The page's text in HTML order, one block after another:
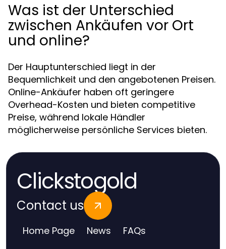
Was ist der Unterschied
zwischen Ankäufen vor Ort
und online?
Der Hauptunterschied liegt in der
Bequemlichkeit und den angebotenen Preisen.
Online-Ankäufer haben oft geringere
Overhead-Kosten und bieten competitive
Preise, während lokale Händler
möglicherweise persönliche Services bieten.
Clickstogold
Contact us
Home Page News FAQs